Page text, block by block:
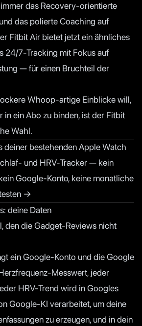
das Recovery-orientierte
das polierte Coaching auf
Fitbit Air bietet jetzt ein ähnliches
24/7-Tracking mit Fokus auf
— für einen Bruchteil der
Whoop-artige Einblicke will,
in ein Abo zu binden, ist der Fitbit
Wahl.
deiner bestehenden Apple Watch
und HRV-Tracker — kein
Google-Konto, keine monatliche
→
deine Daten
den die Gadget-Reviews nicht
einGoogle-Konto und die Google
Messwert, jeder
HRV-Trend wird in Googles
Google-KI verarbeitet, um deine
zu erzeugen, und in dein